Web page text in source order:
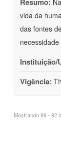
vida da
das fontes
Instituição/
Vigência:
Mostrando 89 - 92